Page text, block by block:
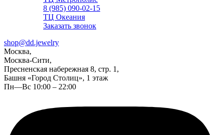
8 (985) 090-02-15
ТЦ Океания
Заказать звонок
shop@dd.jewelry
Москва,
Москва-Сити,
Пресненская набережная 8, стр. 1,
Башня «Город Столиц», 1 этаж
Пн—Вс 10:00 – 22:00